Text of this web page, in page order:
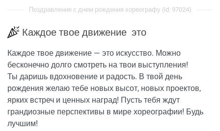
Поздравление с днем рождения хореографу (id: 97024)
Каждое твое движение это
Каждое твое движение — это искусство. Можно
бесконечно долго смотреть на твои выступления!
Ты даришь вдохновение и радость. В твой день
рождения желаю тебе новых высот, новых проектов,
ярких встреч и ценных наград! Пусть тебя ждут
грандиозные перспективы в мире хореографии! Будь
лучшим!